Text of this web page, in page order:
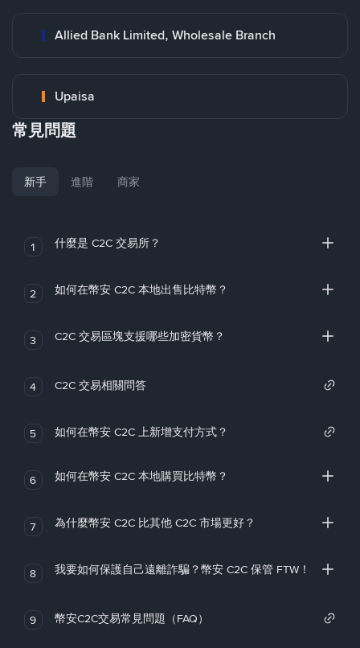
Allied Bank Limited, Wholesale Branch
Upaisa
常見問題
新手 進階 商家
1 什麼是 C2C 交易所？
2 如何在幣安 C2C 本地出售比特幣？
3 C2C 交易區塊支援哪些加密貨幣？
4 C2C 交易相關問答
5 如何在幣安 C2C 上新增支付方式？
6 如何在幣安 C2C 本地購買比特幣？
7 為什麼幣安 C2C 比其他 C2C 市場更好？
8 我要如何保護自己遠離詐騙？幣安 C2C 保管 FTW！
9 幣安C2C交易常見問題（FAQ）